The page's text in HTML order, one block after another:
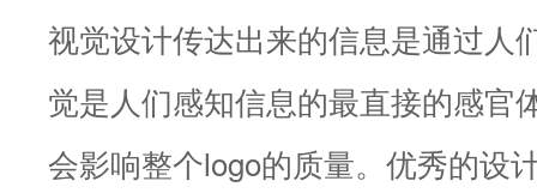
视觉设计传达出来的信息是通过人
觉是人们感知信息的最直接的感官
会影响整个logo的质量。优秀的设